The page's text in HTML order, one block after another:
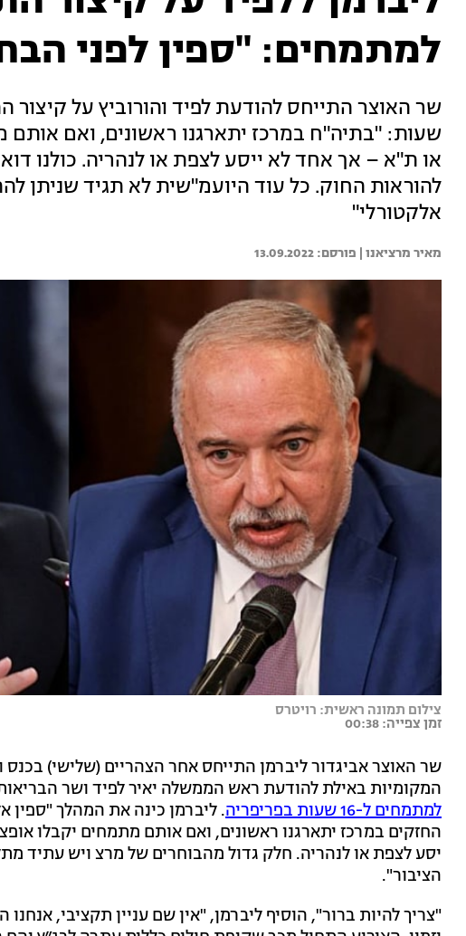
למתמחים: "ספין לפני
שעות: "בתיה"ח במרכז יתארגנו ראשונים, ואם אותם
או ת"א – אך אחד לא ייסע לצפת או לנהריה. כולנו
להוראות החוק. כל עוד היועמ"שית לא תגיד שניתן
אלקטורלי"
מאיר מרציאנו | 13.09.2022
צילום תמונה ראשית: רויטרס
זמן צפייה: 00:38
שר האוצר אביגדור ליברמן התייחס אחר הצהריים (שלישי) בכנס
המקומיות באילת להודעת ראש הממשלה יאיר לפיד ושר הבריאות
למתמחים ל-16 שעות בפריפריה
. ליברמן כינה את המהלך "ספין
החזקים במרכז יתארגנו ראשונים, ואם אותם מתמחים יקבלו
יסע לצפת או לנהריה. חלק גדול מהבוחרים של מרצ ויש עתיד
הציבור".